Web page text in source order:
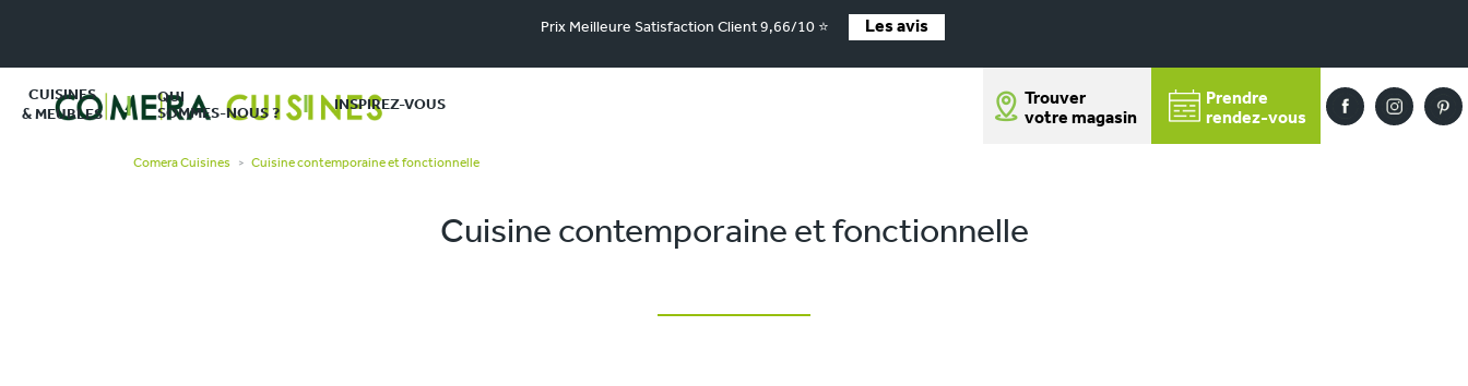
Prix Meilleure Satisfaction Client 9,66/10 ⭐ Les avis
CUISINES
& MEUBLES
QUI
SOMMES-NOUS ?
INSPIREZ-VOUS
Trouver
votre magasin
Prendre
rendez-vous
Comera Cuisines > Cuisine contemporaine et fonctionnelle
Cuisine contemporaine et fonctionnelle